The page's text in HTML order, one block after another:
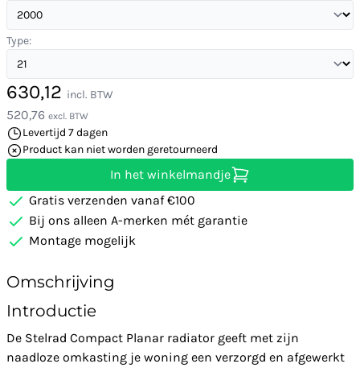
Type:
630,12 incl. BTW
520,76 excl. BTW
Levertijd 7 dagen
Product kan niet worden geretourneerd
In het winkelmandje
Gratis verzenden vanaf €100
Bij ons alleen A-merken mét garantie
Montage mogelijk
Omschrijving
Introductie
De Stelrad Compact Planar radiator geeft met zijn
naadloze omkasting je woning een verzorgd en afgewerkt